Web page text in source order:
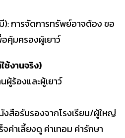
): การจัดการทรัพย์อาจต้อง ขอ
คุ้มครองผู้เยาว์
ช้งานจริง)
ผู้ร้องและผู้เยาว์
สือรับรองจากโรงเรียน/ผู้ใหญ่
ค่าเลี้ยงดู ค่าเทอม ค่ารักษา